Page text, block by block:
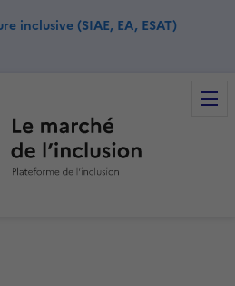
inclusive (SIAE, EA, ESAT)